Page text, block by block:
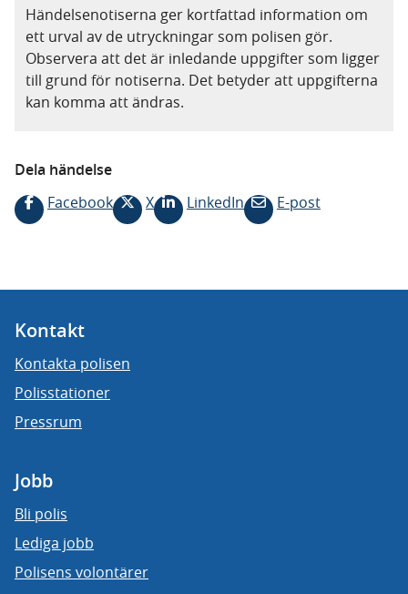
Händelsenotiserna ger kortfattad information om
ett urval av de utryckningar som polisen gör.
Observera att det är inledande uppgifter som ligger
till grund för notiserna. Det betyder att uppgifterna
kan komma att ändras.
Dela händelse
Facebook
X LinkedIn E-post
Kontakt
Kontakta polisen
Polisstationer
Pressrum
Jobb
Bli polis
Lediga jobb
Polisens volontärer